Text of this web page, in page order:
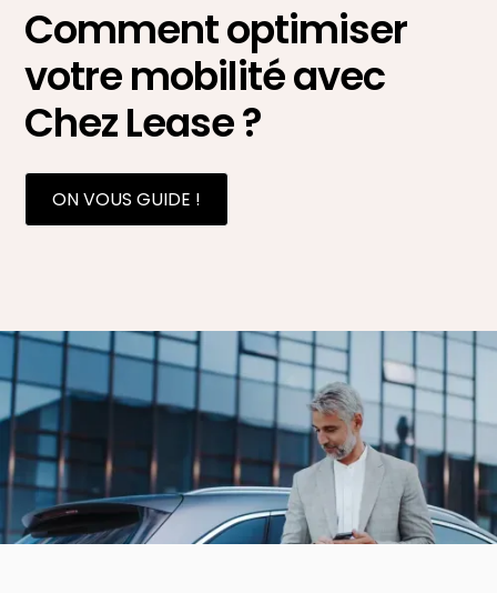
Comment optimiser
votre mobilité avec
Chez Lease ?
ON VOUS GUIDE !